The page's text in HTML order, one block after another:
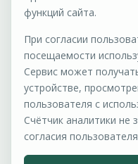
функций сайта.
При согласии
посещаемости
Сервис может
устройстве,
пользователя с
Счётчик аналитики не
согласия